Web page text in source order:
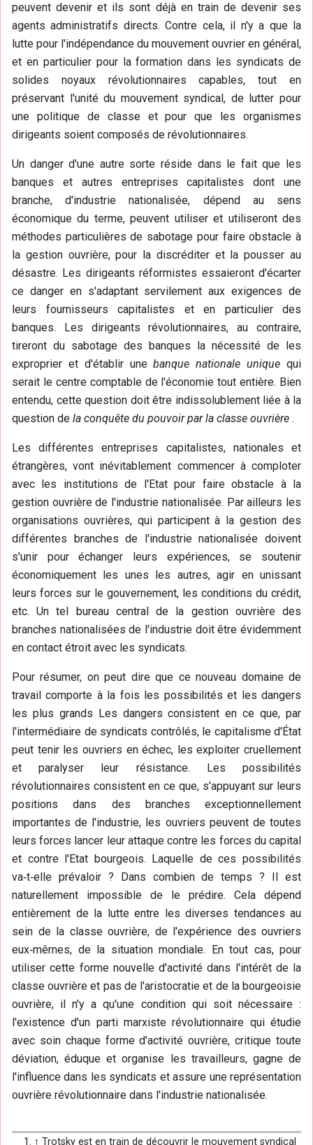
peuvent devenir et ils sont déjà en train de devenir ses
agents administratifs directs. Contre cela, il n'y a que la
lutte pour l'indépendance du mouvement ouvrier en général,
et en particulier pour la formation dans les syndicats de
solides noyaux révolutionnaires capables, tout en
préservant l'unité du mouvement syndical, de lutter pour
une politique de classe et pour que les organismes
dirigeants soient composés de révolutionnaires.
Un danger d'une autre sorte réside dans le fait que les
banques et autres entreprises capitalistes dont une
branche, d'industrie nationalisée, dépend au sens
économique du terme, peuvent utiliser et utiliseront des
méthodes particulières de sabotage pour faire obstacle à
la gestion ouvrière, pour la discréditer et la pousser au
désastre. Les dirigeants réformistes essaieront d'écarter
ce danger en s'adaptant servilement aux exigences de
leurs fournisseurs capitalistes et en particulier des
banques. Les dirigeants révolutionnaires, au contraire,
tireront du sabotage des banques la nécessité de les
exproprier et d'établir unebanque nationale unique qui
serait le centre comptable de l'économie tout entière. Bien
entendu, cette question doit être indissolublement liée à la
question de la conquête du pouvoir par la classe ouvrière .
Les différentes entreprises capitalistes, nationales et
étrangères, vont inévitablement commencer à comploter
avec les institutions de l'Etat pour faire obstacle à la
gestion ouvrière de l'industrie nationalisée. Par ailleurs les
organisations ouvrières, qui participent à la gestion des
différentes branches de l'industrie nationalisée doivent
s'unir pour échanger leurs expériences, se soutenir
économiquement les unes les autres, agir en unissant
leurs forces sur le gouvernement, les conditions du crédit,
etc. Un tel bureau central de la gestion ouvrière des
branches nationalisées de l'industrie doit être évidemment
en contact étroit avec les syndicats.
Pour résumer, on peut dire que ce nouveau domaine de
travail comporte à la fois les possibilités et les dangers
les plus grands Les dangers consistent en ce que, par
l'intermédiaire de syndicats contrôlés, le capitalisme d'État
peut tenir les ouvriers en échec, les exploiter cruellement
et paralyser leur résistance. Les possibilités
révolutionnaires consistent en ce que, s'appuyant sur leurs
positions dans des branches exceptionnellement
importantes de l'industrie, les ouvriers peuvent de toutes
leurs forces lancer leur attaque contre les forces du capital
et contre l'Etat bourgeois. Laquelle de ces possibilités
va‑t‑elle prévaloir ? Dans combien de temps ? Il est
naturellement impossible de le prédire. Cela dépend
entièrement de la lutte entre les diverses tendances au
sein de la classe ouvrière, de l'expérience des ouvriers
eux‑mêrnes, de la situation mondiale. En tout cas, pour
utiliser cette forme nouvelle d'activité dans l'intérêt de la
classe ouvrière et pas de l'aristocratie et de la bourgeoisie
ouvrière, il n'y a qu'une condition qui soit nécessaire :
l'existence d'un parti marxiste révolutionnaire qui étudie
avec soin chaque forme d'activité ouvrière, critique toute
déviation, éduque et organise les travailleurs, gagne de
l'influence dans les syndicats et assure une représentation
ouvrière révolutionnaire dans l'industrie nationalisée.
↑ Trotsky est en train de découvrir le mouvement syndical